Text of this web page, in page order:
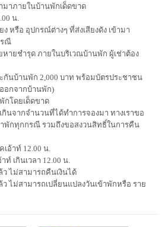
มาภายในบ้านพักเด็ดขาด
น.
ง หรือ อุปกรณ์ต่างๆ ที่ส่งเสียงดัง เข้ามา
รณี
ายชำรุด ภายในบริเวณบ้านพัก ผู้เช่าต้อง
กันบ้านพัก 2,000 บาท พร้อมบัตรประชาชน
อกจากบ้านพัก)
กโดยเด็ดขาด
นจากจำนวนที่ได้ทำการจองมา ทางเราขอ
าพักทุกกรณี รวมถึงขอสงวนสิทธิ์ในการคืน
เอ้าท์ 12.00 น.
เกินเวลา 12.00 น.
ว ไม่สามารถคืนเงินได้
ว ไม่สามารถเปลี่ยนแปลงวันเข้าพักหรือ ราย